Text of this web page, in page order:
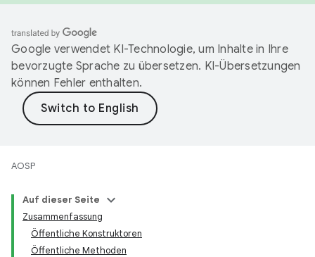
Google verwendet KI-Technologie, um Inhalte in Ihre
bevorzugte Sprache zu übersetzen. KI-Übersetzungen
können Fehler enthalten.
AOSP
Auf dieser Seite
Zusammenfassung
Öffentliche Konstruktoren
Öffentliche Methoden